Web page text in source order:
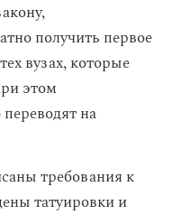
получить первое
вузах, которые
этом
на
требования к
татуировки и